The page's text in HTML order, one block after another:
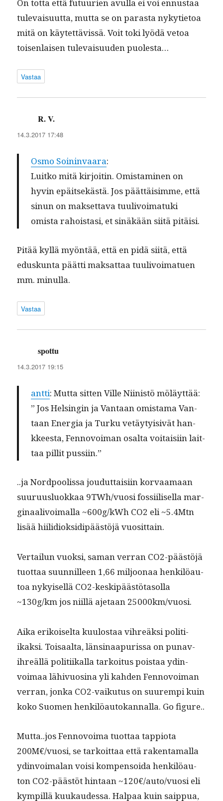
On tot­ta että futu­urien avul­la ei voi ennus­taa
tule­vaisu­ut­ta, mut­ta se on paras­ta nykyti­etoa
mitä on käytet­tävis­sä. Voit toki lyödä vetoa
toisen­laisen tule­vaisu­u­den puolesta…
Vastaa
R. V.
14.3.2017 17:48
Osmo Soin­in­vaara:
Luitko mitä kir­joitin. Omis­t­a­mi­nen on
hyvin epäit­sekästä. Jos päät­täisimme, että
sin­un on mak­set­ta­va tuulivoimatu­ki
omista rahois­tasi, et sinäkään siitä pitäisi.
Pitää kyl­lä myön­tää, että en pidä siitä, että
eduskun­ta päät­ti mak­sat­taa tuulivoimat­uen
mm. minulla.
Vastaa
spottu
14.3.2017 19:15
antti: Mut­ta sit­ten Ville Niin­istö möläyttää:
” Jos Helsin­gin ja Van­taan omis­ta­ma Van­
taan Ener­gia ja Turku vetäy­ty­i­sivät han­
kkeesta, Fen­novoiman osalta voitaisi­in lait­
taa pil­lit pussiin.”
..ja Nord­poolis­sa joudut­taisi­in kor­vaa­maan
suu­ru­us­lu­okkaa 9TWh/vuosi fos­si­ilisel­la mar­
gin­aalivoimal­la ~600g/kWh CO2 eli ~5.4Mtn
lisää hiilid­iok­sidipäästöjä vuosittain.
Ver­tailun vuok­si, saman ver­ran CO2-päästöjä
tuot­taa suun­nilleen 1,66 miljoon­aa henkilöau­
toa nykyisel­lä CO2-keskipäästö­ta­sol­la
~130g/km jos niil­lä aje­taan 25000km/vuosi.
Aika erikoiselta kuu­lostaa vihreäk­si poli­ti­
ikak­si. Toisaal­ta, länsi­naa­puris­sa on punav­
ihreäl­lä poli­ti­ikalla tarkoi­tus pois­taa ydin­
voimaa lähivu­osi­na yli kah­den Fen­novoiman
ver­ran, jon­ka CO2-vaiku­tus on suurem­pi kuin
koko Suomen henkilöau­tokan­nal­la. Go figure..
Mutta..jos Fen­novoima tuot­taa tap­pi­o­ta
200M€/vuosi, se tarkoit­taa että rak­en­ta­mal­la
ydin­voimalan voisi kom­pen­soi­da henkilöau­
ton CO2-päästöt hin­taan ~120€/auto/vuosi eli
kympil­lä kuukaudessa. Hal­paa kuin saip­pua,